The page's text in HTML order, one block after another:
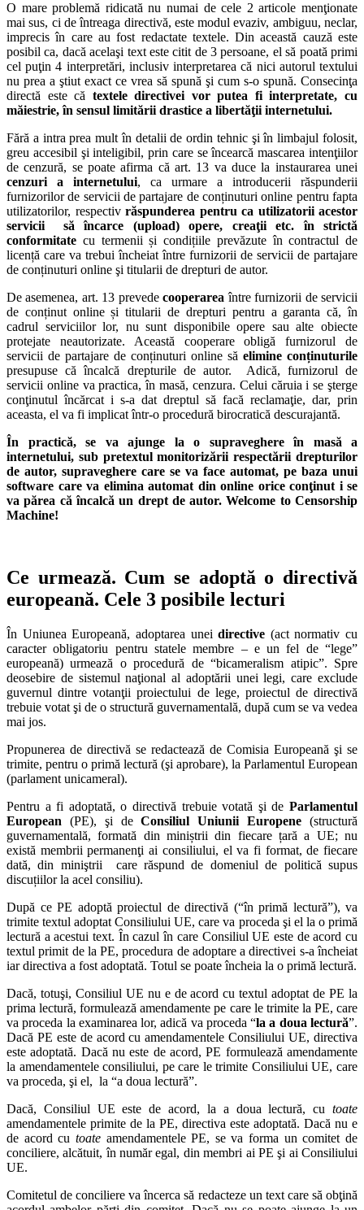
O mare problemă ridicată nu numai de cele 2 articole menţionate
mai sus, ci de întreaga directivă, este modul evaziv, ambiguu, neclar,
imprecis în care au fost redactate textele. Din această cauză este
posibil ca, dacă acelaşi text este citit de 3 persoane, el să poată primi
cel puţin 4 interpretări, inclusiv interpretarea că nici autorul textului
nu prea a ştiut exact ce vrea să spună şi cum s-o spună. Consecinţa
directă este că textele directivei vor putea fi interpretate, cu
măiestrie, în sensul limitării drastice a libertăţii internetului.
Fără a intra prea mult în detalii de ordin tehnic şi în limbajul folosit,
greu accesibil şi inteligibil, prin care se încearcă mascarea intenţiilor
de cenzură, se poate afirma că art. 13 va duce la instaurarea unei
cenzuri a internetului, ca urmare a introducerii răspunderii
furnizorilor de servicii de partajare de conținuturi online pentru fapta
utilizatorilor, respectiv răspunderea pentru ca utilizatorii acestor
servicii să încarce (upload) opere, creaţii etc. în strictă
conformitate cu termenii și condițiile prevăzute în contractul de
licență care va trebui încheiat între furnizorii de servicii de partajare
de conținuturi online şi titularii de drepturi de autor.
De asemenea, art. 13 prevedecooperarea între furnizorii de servicii
de conținut online și titularii de drepturi pentru a garanta că, în
cadrul serviciilor lor, nu sunt disponibile opere sau alte obiecte
protejate neautorizate. Această cooperare obligă furnizorul de
servicii de partajare de conținuturi online să elimine conținuturile
presupuse că încalcă drepturile de autor. Adică, furnizorul de
servicii online va practica, în masă, cenzura. Celui căruia i se şterge
conţinutul încărcat i s-a dat dreptul să facă reclamaţie, dar, prin
aceasta, el va fi implicat într-o procedură birocratică descurajantă.
În practică, se va ajunge la o supraveghere în masă a
internetului, sub pretextul monitorizării respectării drepturilor
de autor, supraveghere care se va face automat, pe baza unui
software care va elimina automat din online orice conţinut i se
va părea că încalcă un drept de autor. Welcome to Censorship
Machine!
Ce urmează. Cum se adoptă o directivă
europeană. Cele 3 posibile lecturi
În Uniunea Europeană, adoptarea uneidirective (act normativ cu
caracter obligatoriu pentru statele membre – e un fel de “lege”
europeană) urmează o procedură de “bicameralism atipic”. Spre
deosebire de sistemul naţional al adoptării unei legi, care exclude
guvernul dintre votanţii proiectului de lege, proiectul de directivă
trebuie votat şi de o structură guvernamentală, după cum se va vedea
mai jos.
Propunerea de directivă se redactează de Comisia Europeană şi se
trimite, pentru o primă lectură (şi aprobare), la Parlamentul European
(parlament unicameral).
Pentru a fi adoptată, o directivă trebuie votată şi de Parlamentul
European (PE), şi deConsiliul Uniunii Europene (structură
guvernamentală, formată din miniștrii din fiecare țară a UE; nu
există membrii permanenţi ai consiliului, el va fi format, de fiecare
dată, din miniştrii care răspund de domeniul de politică supus
discuțiilor la acel consiliu).
După ce PE adoptă proiectul de directivă (“în primă lectură”), va
trimite textul adoptat Consiliului UE, care va proceda şi el la o primă
lectură a acestui text. În cazul în care Consiliul UE este de acord cu
textul primit de la PE, procedura de adoptare a directivei s-a încheiat
iar directiva a fost adoptată. Totul se poate încheia la o primă lectură.
Dacă, totuşi, Consiliul UE nu e de acord cu textul adoptat de PE la
prima lectură, formulează amendamente pe care le trimite la PE, care
va proceda la examinarea lor, adică va proceda “la a doua lectură”.
Dacă PE este de acord cu amendamentele Consiliului UE, directiva
este adoptată. Dacă nu este de acord, PE formulează amendamente
la amendamentele consiliului, pe care le trimite Consiliului UE, care
va proceda, şi el, la “a doua lectură”.
Dacă, Consiliul UE este de acord, la a doua lectură, cu toate
amendamentele primite de la PE, directiva este adoptată. Dacă nu e
de acord cu toateamendamentele PE, se va forma un comitet de
conciliere, alcătuit, în număr egal, din membri ai PE şi ai Consiliului
UE.
Comitetul de conciliere va încerca să redacteze un text care să obţină